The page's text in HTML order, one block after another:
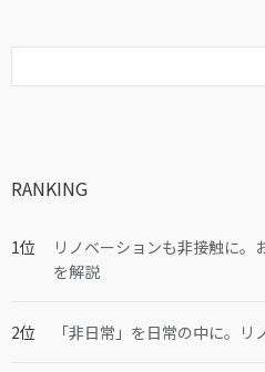
RANKING
リノベーションも非接触に。
を解説
「非日常」を日常の中に。